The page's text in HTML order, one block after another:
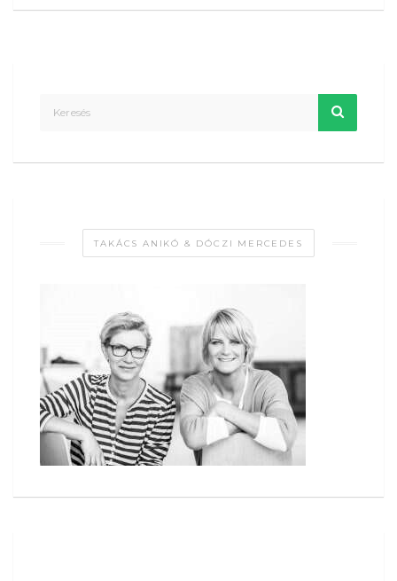
TAKÁCS ANIKÓ & DÓCZI MERCEDES